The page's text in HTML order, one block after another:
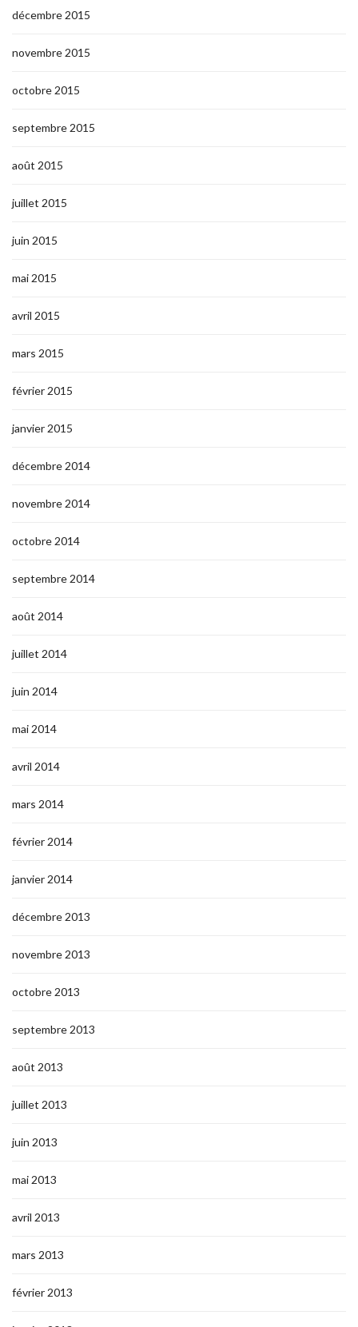
décembre 2015
novembre 2015
octobre 2015
septembre 2015
août 2015
juillet 2015
juin 2015
mai 2015
avril 2015
mars 2015
février 2015
janvier 2015
décembre 2014
novembre 2014
octobre 2014
septembre 2014
août 2014
juillet 2014
juin 2014
mai 2014
avril 2014
mars 2014
février 2014
janvier 2014
décembre 2013
novembre 2013
octobre 2013
septembre 2013
août 2013
juillet 2013
juin 2013
mai 2013
avril 2013
mars 2013
février 2013